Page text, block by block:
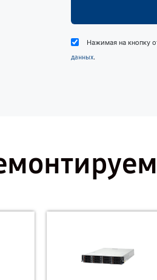
Нажимая на кнопку
данных.